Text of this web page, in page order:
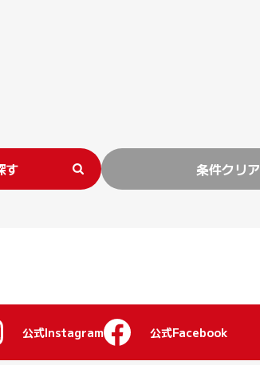
す 条件クリア
公式Instagram 公式Facebook